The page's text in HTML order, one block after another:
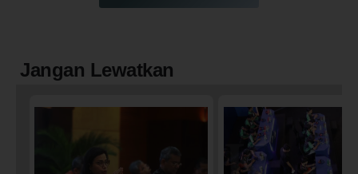
Jangan Lewatkan